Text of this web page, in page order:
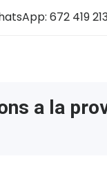
672 419
a la